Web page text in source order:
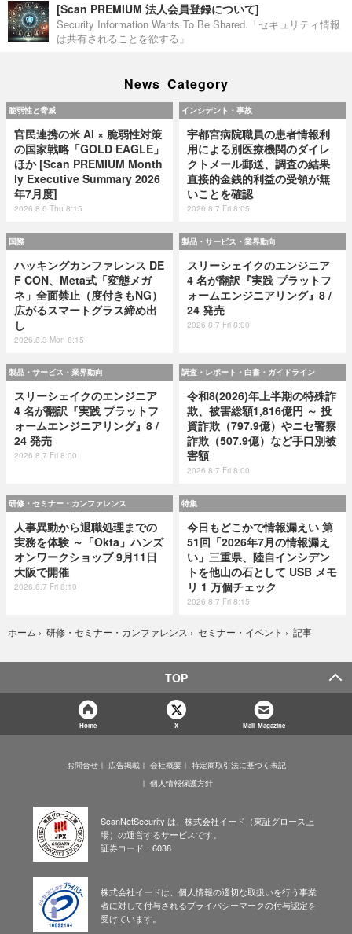
[Scan PREMIUM 法人会員登録について]
Security Information Wants To Be Shared.「セキュリティ情報
は共有されることを欲する」
News Category
脆弱性と脅威
官民連携の米 AI × 脆弱性対策
の国家戦略「GOLD EAGLE」
ほか [Scan PREMIUM Month
ly Executive Summary 2026
年7月度]
2026.8.6 Thu 8:15
インシデント・事故
宇都宮病院職員の患者情報利
用による別医療機関のダイレ
クトメール郵送、調査の結果
直接的金銭的利益の受領が無
いことを確認
2026.8.7 Fri 8:05
国際
ハッキングカンファレンス DE
F CON、Meta式「変態メガ
ネ」全面禁止（度付きもNG）
広がるスマートグラス締め出
し
2026.8.3 Mon 8:15
製品・サービス・業界動向
スリーシェイクのエンジニア
4 名が翻訳『実践 プラットフ
ォームエンジニアリング』8 /
24 発売
2026.8.7 Fri 8:00
製品・サービス・業界動向
スリーシェイクのエンジニア
4 名が翻訳『実践 プラットフ
ォームエンジニアリング』8 /
24 発売
2026.8.7 Fri 8:00
調査・レポート・白書・ガイドライン
令和8(2026)年上半期の特殊詐
欺、被害総額1,816億円 ～ 投
資詐欺（797.9億）やニセ警察
詐欺（507.9億）など手口別被
害額
2026.8.7 Fri 8:00
研修・セミナー・カンファレンス
人事異動から退職処理までの
実務を体験 ～「Okta」ハンズ
オンワークショップ 9月11日
大阪で開催
2026.8.7 Fri 8:10
特集
今日もどこかで情報漏えい 第
51回「2026年7月の情報漏え
い」三重県、陸自インシデン
トを他山の石として USB メモ
リ 1 万個チェック
2026.8.7 Fri 8:15
ホーム › 研修・セミナー・カンファレンス › セミナー・イベント › 記事
TOP
Home X Mail Magazine
お問合せ 広告掲載 会社概要
特定商取引法に基づく表記
個人情報保護方針
ScanNetSecurity は、株式会社イード（東証グロース上
場）の運営するサービスです。
証券コード：6038
株式会社イードは、個人情報の適切な取扱いを行う事業
者に対して付与されるプライバシーマークの付与認定を
受けています。